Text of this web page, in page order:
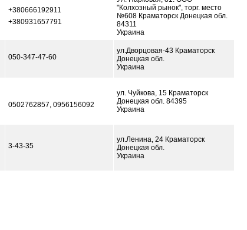
+380666192911
+380931657791
"Колхозный рынок", торг. место
№608 Краматорск Донецкая обл.
84311
Украина
050-347-47-60
ул.Дворцовая-43 Краматорск
Донецкая обл.
Украина
0502762857, 0956156092
ул. Чуйкова, 15 Краматорск
Донецкая обл. 84395
Украина
3-43-35
ул.Ленина, 24 Краматорск
Донецкая обл.
Украина